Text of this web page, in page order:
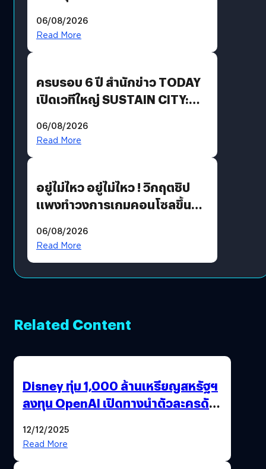
Revenue เร่งเครื่อง New
06/08/2026
Read More
ครบรอบ 6 ปี สำนักข่าว TODAY
เปิดเวทีใหญ่ SUSTAIN CITY:
แนวทางปรับตัวสู่เศรษฐกิจสี
06/08/2026
Read More
อยู่ไม่ไหว อยู่ไม่ไหว ! วิกฤตชิป
แพงทำวงการเกมคอนโซลขึ้น
?
06/08/2026
Read More
Related Content
Disney ทุ่ม 1,000 ล้านเหรียญสหรัฐฯ
ลงทุน OpenAI เปิดทางนำตัวละครดัง
12/12/2025
Read More